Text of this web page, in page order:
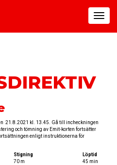
Toggle
21.8.2021 kl. 13.45. Gå till incheckningen
och tömning av Emit-korten fortsätter
enligt instruktionerna för
Stigning
Löptid
70 m
45 min